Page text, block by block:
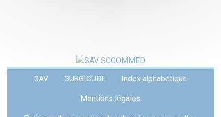
SAV SURGICUBE Index alphabétique
Mentions légales